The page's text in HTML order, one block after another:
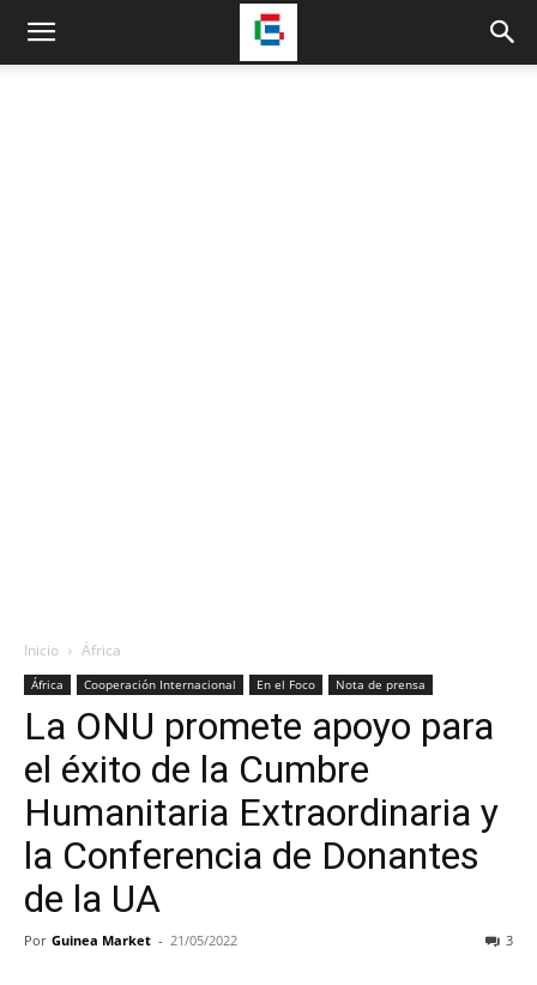
Inicio África
África Cooperación Internacional En el Foco Nota de prensa
La ONU promete apoyo para
el éxito de la Cumbre
Humanitaria Extraordinaria y
la Conferencia de Donantes
de la UA
Por Guinea Market - 21/05/2022 3